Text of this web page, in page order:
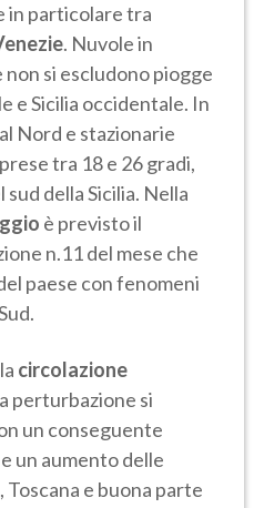
in particolare tra
. Nuvole in
non si escludono piogge
e Sicilia occidentale. In
Nord e stazionarie
tra 18 e 26 gradi,
della Sicilia. Nella
è previsto il
n.11 del mese che
paese con fenomeni
la circolazione
perturbazione si
un conseguente
e un aumento delle
e buona parte